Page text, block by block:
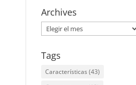
Archives
Archives
Tags
Características (43)